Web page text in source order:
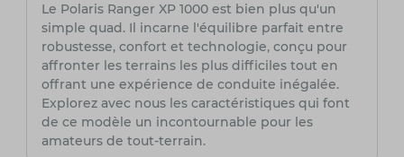
Le Polaris Ranger XP 1000 est bien plus qu'un
simple quad. Il incarne l'équilibre parfait entre
robustesse, confort et technologie, conçu pour
affronter les terrains les plus difficiles tout en
offrant une expérience de conduite inégalée.
Explorez avec nous les caractéristiques qui font
de ce modèle un incontournable pour les
amateurs de tout-terrain.